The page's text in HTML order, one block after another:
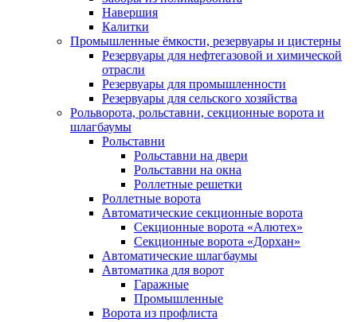
Навершия
Калитки
Промышленные ёмкости, резервуары и цистерны
Резервуары для нефтегазовой и химической
отрасли
Резервуары для промышленности
Резервуары для сельского хозяйства
Рольворота, рольставни, секционные ворота и
шлагбаумы
Рольставни
Рольставни на двери
Рольставни на окна
Роллетные решетки
Роллетные ворота
Автоматические секционные ворота
Секционные ворота «Алютех»
Секционные ворота «Дорхан»
Автоматические шлагбаумы
Автоматика для ворот
Гаражные
Промышленные
Ворота из профлиста